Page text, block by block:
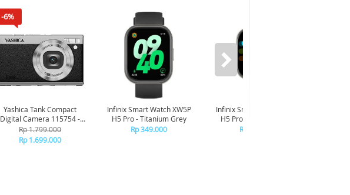
-6%
Yashica Tank Compact
Digital Camera 115754 -
Black
Rp 1.799.000
Rp 1.699.000
Infinix Smart Watch XW5P
H5 Pro - Titanium Grey
Rp 349.000
Infinix Smart Watch XW5P
H5 Pro - Chrome Silver
Rp 349.000